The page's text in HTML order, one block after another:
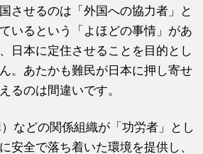
させるのは「外国への協力者」と
いるという「よほどの事情」があ
日本に定住させることを目的とし
。あたかも難民が日本に押し寄せ
るのは間違いです。
などの関係組織が「功労者」とし
安全で落ち着いた環境を提供し、